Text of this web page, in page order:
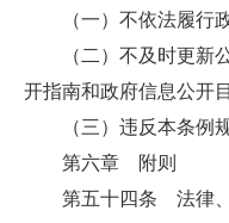
（一）不依法履行
（二）不及时更新
开指南和政府信息公开
（三）违反本条例
第六章 附则
第五十四条 法律